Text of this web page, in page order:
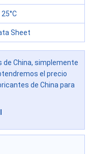
Sheet
China, simplemente
el precio
de China para